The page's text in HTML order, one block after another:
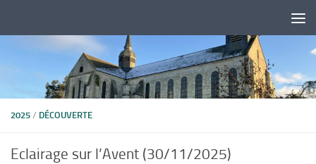
2025 / DÉCOUVERTE
Eclairage sur l’Avent (30/11/2025)